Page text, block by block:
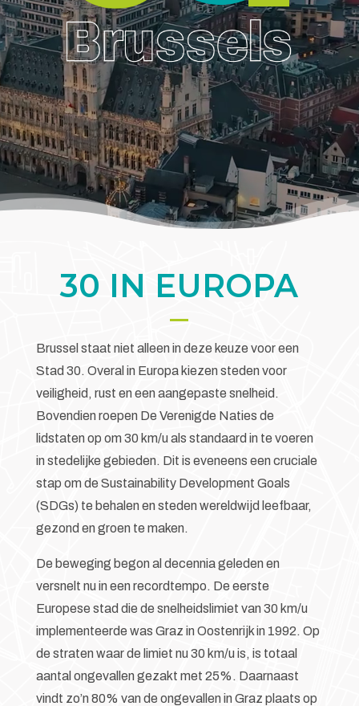
30 IN EUROPA
Brussel staat niet alleen in deze keuze voor een
Stad 30. Overal in Europa kiezen steden voor
veiligheid, rust en een aangepaste snelheid.
Bovendien roepen De Verenigde Naties de
lidstaten op om 30 km/u als standaard in te voeren
in stedelijke gebieden. Dit is eveneens een cruciale
stap om de Sustainability Development Goals
(SDGs) te behalen en steden wereldwijd leefbaar,
gezond en groen te maken.
De beweging begon al decennia geleden en
versnelt nu in een recordtempo. De eerste
Europese stad die de snelheidslimiet van 30 km/u
implementeerde was Graz in Oostenrijk in 1992. Op
de straten waar de limiet nu 30 km/u is, is totaal
aantal ongevallen gezakt met 25%. Daarnaast
vindt zo’n 80% van de ongevallen in Graz plaats op